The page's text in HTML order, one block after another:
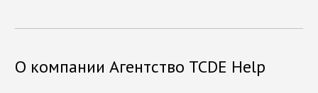
О компании Агентство TCDE Help